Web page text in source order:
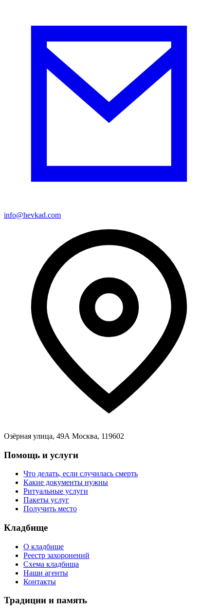
info@hevkad.com
Озёрная улица, 49А Москва, 119602
Помощь и услуги
Что делать, если случилась смерть
Какие документы нужны
Ритуальные услуги
Пакеты услуг
Получить место
Кладбище
О кладбище
Реестр захоронений
Схема кладбища
Наши агенты
Контакты
Традиции и память